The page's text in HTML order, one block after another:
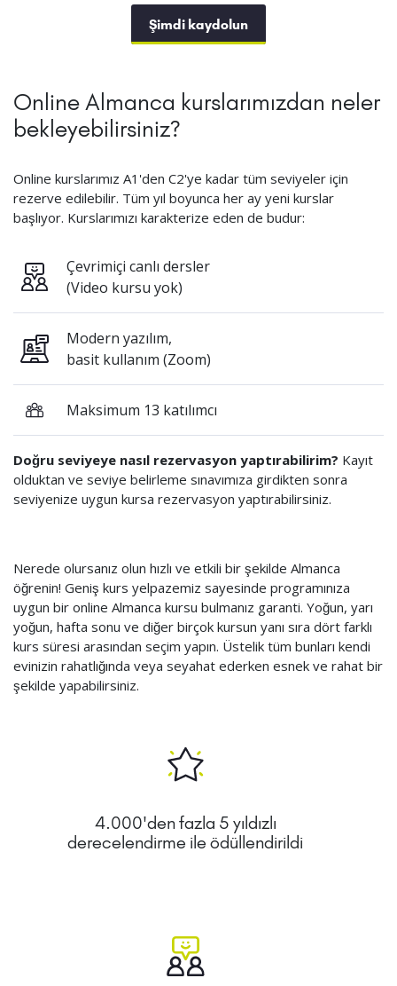
Şimdi kaydolun
Online Almanca kurslarımızdan neler
bekleyebilirsiniz?
Online kurslarımız A1'den C2'ye kadar tüm seviyeler için
rezerve edilebilir. Tüm yıl boyunca her ay yeni kurslar
başlıyor. Kurslarımızı karakterize eden de budur:
Çevrimiçi canlı dersler
(Video kursu yok)
Modern yazılım,
basit kullanım (Zoom)
Maksimum 13 katılımcı
Doğru seviyeye nasıl rezervasyon yaptırabilirim? Kayıt
olduktan ve seviye belirleme sınavımıza girdikten sonra
seviyenize uygun kursa rezervasyon yaptırabilirsiniz.
Nerede olursanız olun hızlı ve etkili bir şekilde Almanca
öğrenin! Geniş kurs yelpazemiz sayesinde programınıza
uygun bir online Almanca kursu bulmanız garanti. Yoğun, yarı
yoğun, hafta sonu ve diğer birçok kursun yanı sıra dört farklı
kurs süresi arasından seçim yapın. Üstelik tüm bunları kendi
evinizin rahatlığında veya seyahat ederken esnek ve rahat bir
şekilde yapabilirsiniz.
4.000'den fazla 5 yıldızlı
derecelendirme ile ödüllendirildi